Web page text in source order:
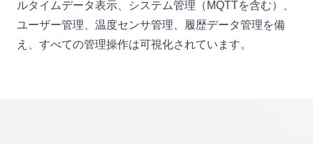
ルタイムデータ表示、システム管理（MQTTを含む）、
ユーザー管理、温度センサ管理、履歴データ管理を備
え、すべての管理操作は可視化されています。